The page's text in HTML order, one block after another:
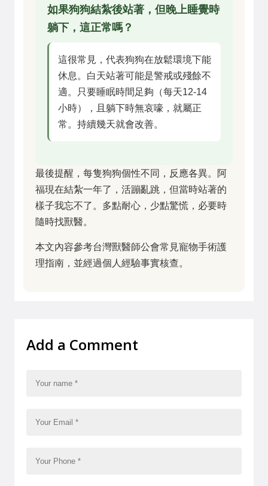
如果狗狗結紮後站著，但晚上睡覺時
躺下，這正常嗎？
這很常見，代表狗狗在放鬆環境下能
休息。白天站著可能是警戒或殘餘不
適。只要睡眠時間足夠（每天12-14
小時），且躺下時無哀嚎，就屬正
常。持續幾天就會改善。
最後提醒，每隻狗狗個性不同，反應各異。阿
福現在結紮一年了，活蹦亂跳，但當時站著的
樣子我忘不了。多點耐心，少點驚慌，必要時
隨時找獸醫。
本文內容參考台灣獸醫師公會常見寵物手術護
理指南，並經過個人經驗事實核查。
Add a Comment